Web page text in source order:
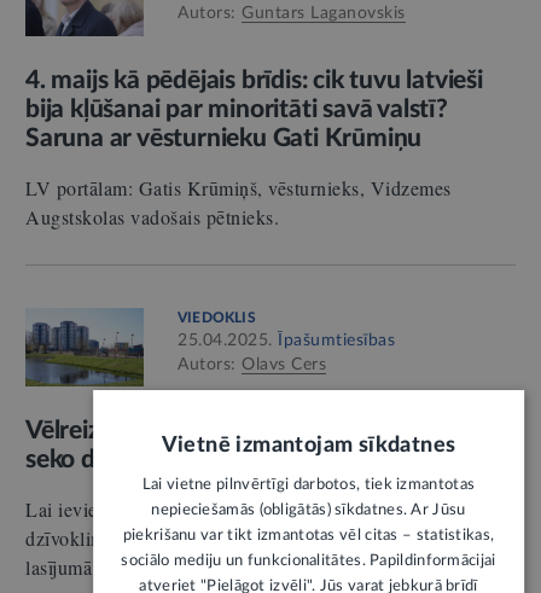
Autors: Guntars Laganovskis
4. maijs kā pēdējais brīdis: cik tuvu latvieši
bija kļūšanai par minoritāti savā valstī?
Saruna ar vēsturnieku Gati Krūmiņu
LV portālam: Gatis Krūmiņš, vēsturnieks, Vidzemes
Augstskolas vadošais pētnieks.
VIEDOKLIS
25.04.2025.
Īpašumtiesības
Autors: Olavs Cers
Vēlreiz par reālnastu jeb principu “parāds
seko dzīvoklim”
Lai ieviestu likumisko reālnastu jeb principu “parāds seko
dzīvoklim”, Saeima jau 2024. gada 19. decembrī pirmajā
lasījumā konceptuāli atbalstīja grozījumus Dzīvokļa…
Vietnē izmantojam sīkdatnes
Lai vietne pilnvērtīgi darbotos, tiek izmantotas
nepieciešamās (obligātās) sīkdatnes. Ar Jūsu
piekrišanu var tikt izmantotas vēl citas – statistikas,
sociālo mediju un funkcionalitātes. Papildinformācijai
atveriet "Pielāgot izvēli". Jūs varat jebkurā brīdī